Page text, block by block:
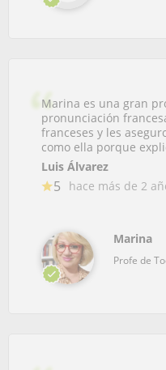
Marina es una gran
pronunciación
franceses y les
como ella porque
Luis Álvarez
5 hace más de 2
Marina
Profe de